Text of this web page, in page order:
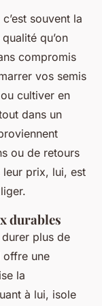
souvent la
qu’on
compromis
vos semis
cultiver en
dans un
ou de retours
leur prix, lui, est
durables
plus de
offre une
la
à lui, isole